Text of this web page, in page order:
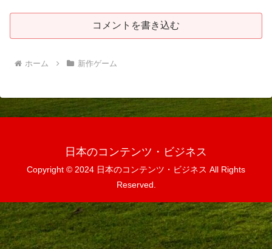
コメントを書き込む
ホーム 新作ゲーム
日本のコンテンツ・ビジネス
Copyright © 2024 日本のコンテンツ・ビジネス All Rights
Reserved.